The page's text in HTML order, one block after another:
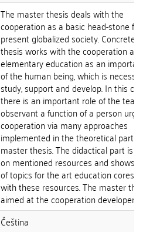
The master thesis deals with the
cooperation as a basic head-stone
present globalized society.
thesis works with the cooperation at
elementary education as an
of the human being, which is
study, support and develop. In this
there is an important role of the
observant a function of a person
cooperation via many approaches
implemented in the theoretical part
master thesis. The didactical part is
on mentioned resources and shows
of topics for the art education
with these resources. The master
aimed at the cooperation
Čeština